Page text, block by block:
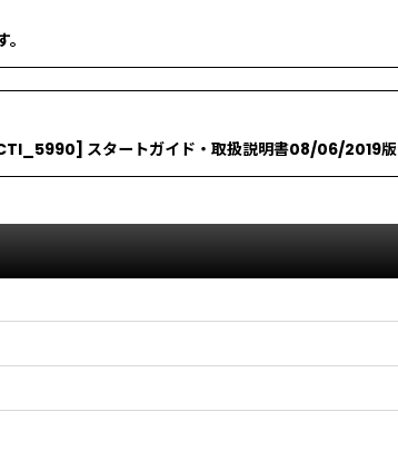
スタートガイド・取扱説明書08/06/2019版